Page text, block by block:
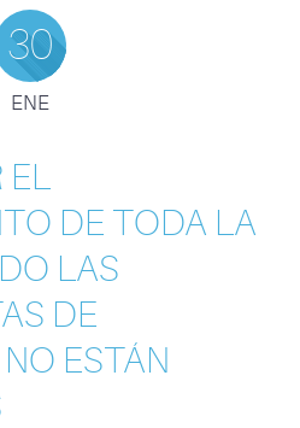
30
ENE
EL
DE TODA LA
LAS
DE
ESTÁN